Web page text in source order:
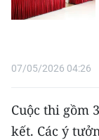
Chuyên trang
VỀ BÁO NHÂN
07/05/2026 04:26
Cuộc thi gồm
kết. Các ý